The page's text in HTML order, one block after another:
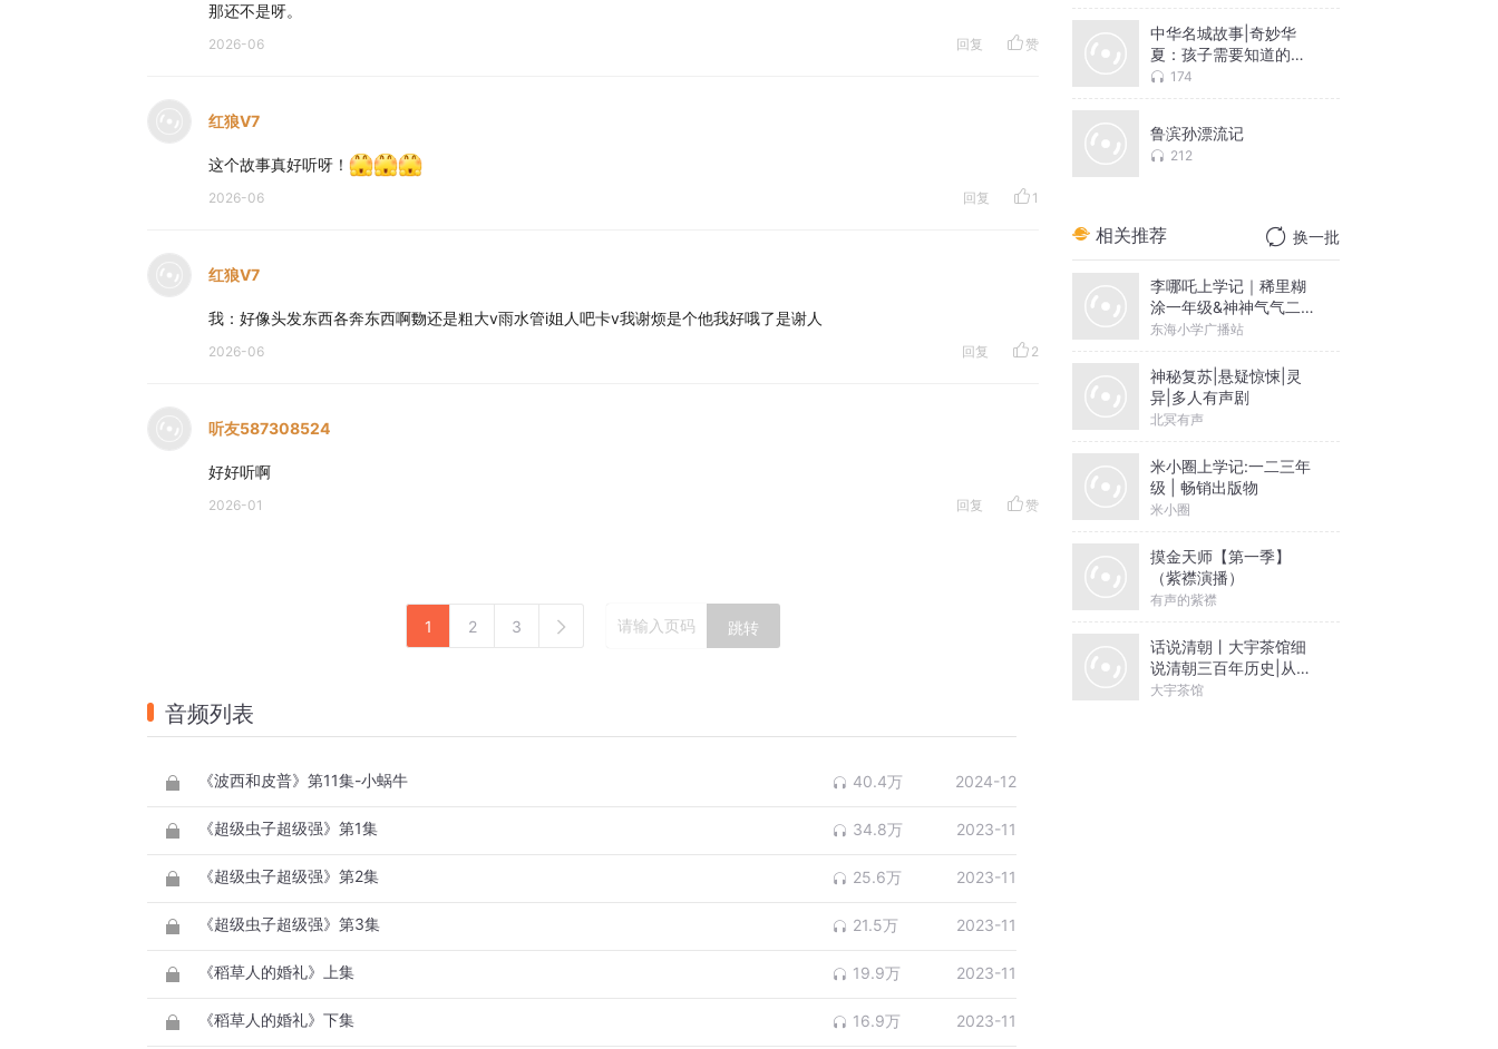
那还不是呀。
2026-06 回复 赞
红狼V7
这个故事真好听呀！
2026-06 回复 1
红狼V7
我：好像头发东西各奔东西啊覅还是粗大v雨水管i姐人吧卡v我谢烦是个他我好哦了是谢人
2026-06 回复 2
听友587308524
好好听啊
2026-01 回复 赞
1 2 3 跳转
音频列表
《波西和皮普》第11集-小蜗牛 40.4万 2024-12
《超级虫子超级强》第1集 34.8万 2023-11
《超级虫子超级强》第2集 25.6万 2023-11
《超级虫子超级强》第3集 21.5万 2023-11
《稻草人的婚礼》上集 19.9万 2023-11
《稻草人的婚礼》下集 16.9万 2023-11
中华名城故事|奇妙华
夏：孩子需要知道的中
华故事
174
鲁滨孙漂流记
212
相关推荐 换一批
李哪吒上学记｜稀里糊
涂一年级&神神气气二年
级
东海小学广播站
神秘复苏|悬疑惊悚|灵
异|多人有声剧
北冥有声
米小圈上学记:一二三年
级 | 畅销出版物
米小圈
摸金天师【第一季】
（紫襟演播）
有声的紫襟
话说清朝丨大宇茶馆细
说清朝三百年历史|从努
尔哈赤到末代皇帝溥仪|
大宇茶馆